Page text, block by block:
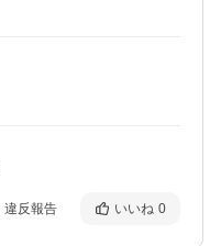
違反報告 いいね 0